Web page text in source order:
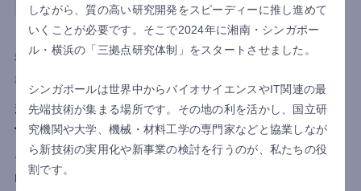
商社 タイ 会計
SCMSEA(THAILAND)CO.,LTD.様
利用国 タイ
導入目的
多言語対応でタイ人スタッフにも好評！決算早期
化と本社報告作業の効率化を実現
ヤンマーホールディングス株式会社のインドネシア法人
PT.YANMAR INDONESIAは、老朽化した基幹システムの代替と
しながら、質の高い研究開発をスピーディーに推し進めて
いくことが必要です。そこで2024年に湘南・シンガポー
ル・横浜の「三拠点研究体制」をスタートさせました。
シンガポールは世界中からバイオサイエンスやIT関連の最
先端技術が集まる場所です。その地の利を活かし、国立研
究機関や大学、機械・材料工学の専門家などと協業しなが
ら新技術の実用化や新事業の検討を行うのが、私たちの役
割です。